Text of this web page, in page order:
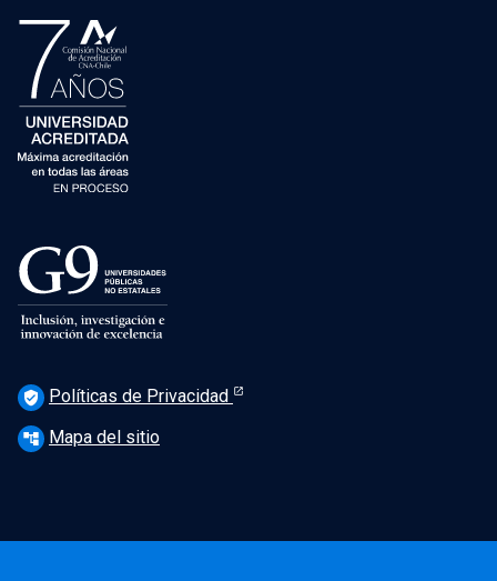
verified_user Políticas de Privacidad
account_tree Mapa del sitio